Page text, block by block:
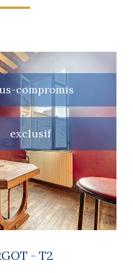
compromis
exclusif
bien
- T2